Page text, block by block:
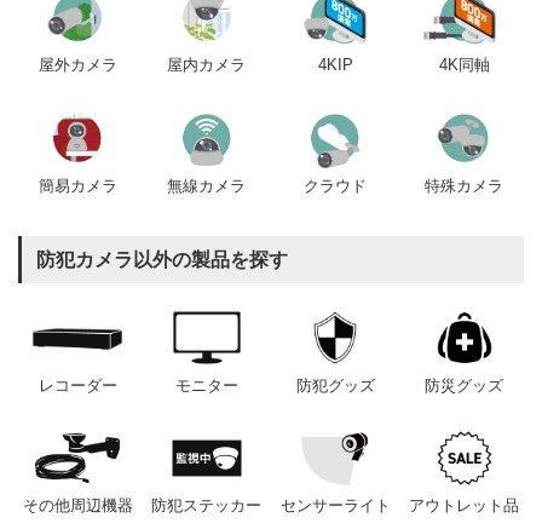
屋外カメラ 屋内カメラ 4KIP 4K同軸
簡易カメラ 無線カメラ クラウド 特殊カメラ
防犯カメラ以外の製品を探す
レコーダー モニター 防犯グッズ 防災グッズ
その他周辺機器 防犯ステッカー センサーライト アウトレット品